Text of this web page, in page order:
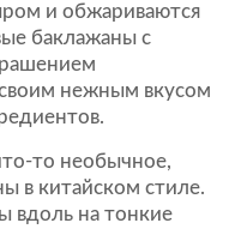
и обжариваются
баклажаны с
нежным вкусом
то необычное,
в китайском стиле.
вдоль на тонкие